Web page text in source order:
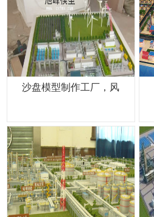
沙盘模型制作工厂，风